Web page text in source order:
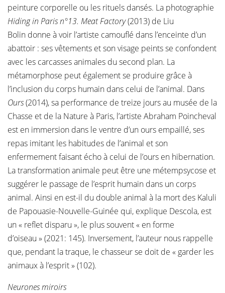
peinture corporelle ou les rituels dansés. La photographie
Hiding in Paris n°13. Meat Factory(2013) de Liu
Bolin donne à voir l’artiste camouflé dans l’enceinte d’un
abattoir : ses vêtements et son visage peints se confondent
avec les carcasses animales du second plan. La
métamorphose peut également se produire grâce à
l’inclusion du corps humain dans celui de l’animal. Dans
Ours(2014), sa performance de treize jours au musée de la
Chasse et de la Nature à Paris, l’artiste Abraham Poincheval
est en immersion dans le ventre d’un ours empaillé, ses
repas imitant les habitudes de l’animal et son
enfermement faisant écho à celui de l’ours en hibernation.
La transformation animale peut être une métempsycose et
suggérer le passage de l’esprit humain dans un corps
animal. Ainsi en est-il du double animal à la mort des Kaluli
de Papouasie-Nouvelle-Guinée qui, explique Descola, est
un « reflet disparu », le plus souvent « en forme
d’oiseau » (2021: 145). Inversement, l’auteur nous rappelle
que, pendant la traque, le chasseur se doit de « garder les
animaux à l’esprit » (102).
Neurones miroirs